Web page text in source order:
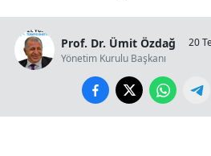
Prof. Dr. Ümit Özdağ
Yönetim Kurulu Başkanı
20